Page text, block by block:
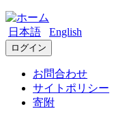
日本語 English
ログイン
お問合わせ
サイトポリシー
寄附